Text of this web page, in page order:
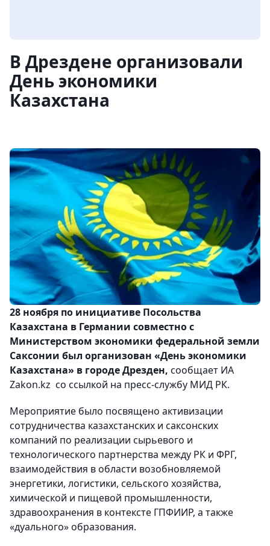
В Дрездене организовали
День экономики
Казахстана
28 ноября по инициативе Посольства
Казахстана в Германии совместно с
Министерством экономики федеральной земли
Саксонии был организован «День экономики
Казахстана» в городе Дрезден, сообщает ИА
Zakon.kz со ссылкой на пресс-службу МИД РК.
Мероприятие было посвящено активизации
сотрудничества казахстанских и саксонских
компаний по реализации сырьевого и
технологического партнерства между РК и ФРГ,
взаимодействия в области возобновляемой
энергетики, логистики, сельского хозяйства,
химической и пищевой промышленности,
здравоохранения в контексте ГПФИИР, а также
«дуального» образования.